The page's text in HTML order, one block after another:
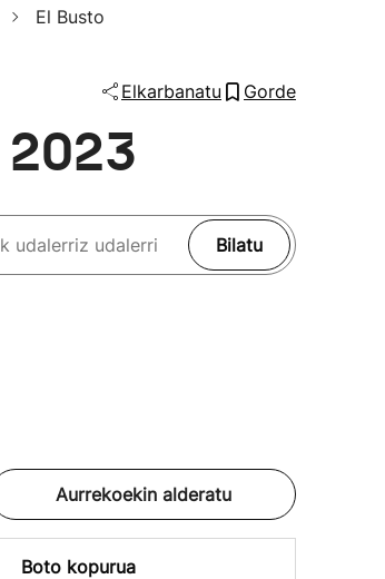
Azken berriak
El Busto
Elkarbanatu Gorde
2023
Bilatu
Aurrekoekin alderatu
Boto kopurua